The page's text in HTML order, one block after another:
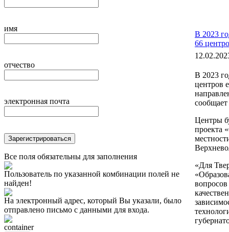
имя
отчество
электронная почта
Зарегистрироваться
Все поля обязательны для заполнения
Пользователь по указанной комбинации полей не
найден!
На электронный адрес, который Вы указали, было
отправлено письмо с данными для входа.
container
В 2023
66
В 2023
центров
Центры
проекта
«Для
вопросов